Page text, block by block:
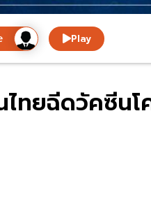
Play
ทยฉีดวัคซีน